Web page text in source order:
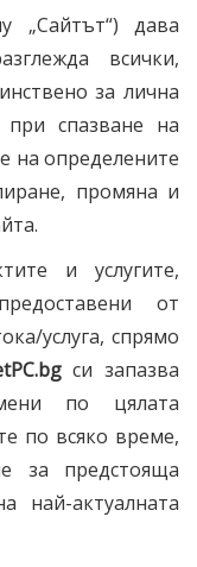
„Сайтът“) дава
всички,
за лична
спазване на
на определените
промяна и
и услугите,
от
услуга, спрямо
.bgси запазва
по цялата
по всяко време,
за предстояща
най-актуалната